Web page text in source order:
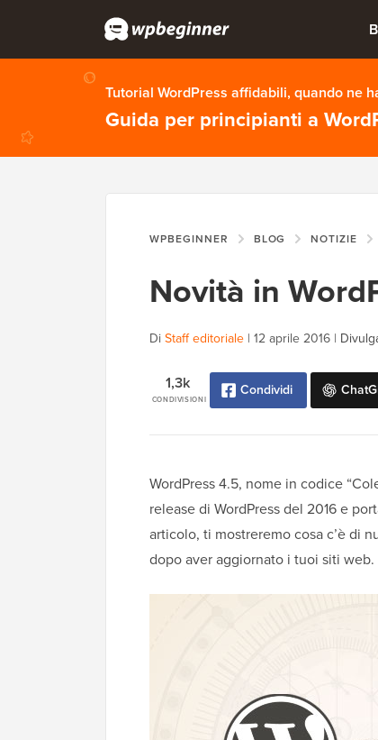
Tutorial WordPress affidabili, quando ne
Guida per principianti a
WPBEGINNER BLOG NOTIZIE
Novità in
DiStaff editoriale | 12 aprile 2016 |
CONDIVISIONI
1,3k Condividi
WordPress 4.5, nome in codice
release di WordPress del 2016 e
articolo, ti mostreremo cosa c’è di
dopo aver aggiornato i tuoi siti web.